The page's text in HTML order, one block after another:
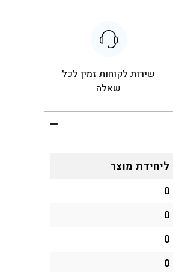
שירות לקוחות זמין לכל
שאלה
ליחידת מוצר
0
0
0
0